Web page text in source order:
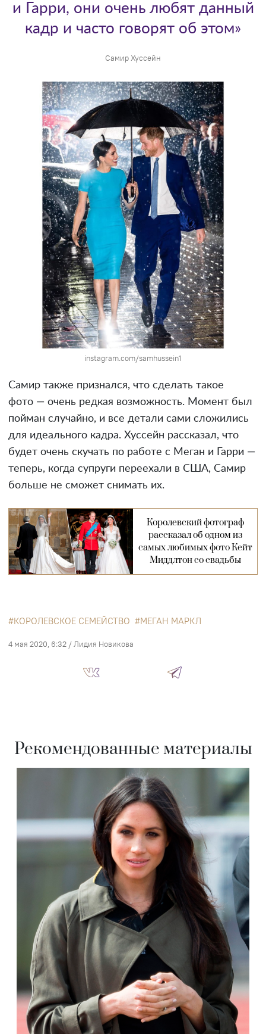
Самир Хуссейн
и Гарри, они очень любят данный
кадр и часто говорят об этом»
instagram.com/samhussein1
Самир также признался, что сделать такое
фото — очень редкая возможность. Момент был
пойман случайно, и все детали сами сложились
для идеального кадра. Хуссейн рассказал, что
будет очень скучать по работе с Меган и Гарри —
теперь, когда супруги переехали в США, Самир
больше не сможет снимать их.
Королевский фотограф
рассказал об одном из
самых любимых фото Кейт
Миддлтон со свадьбы
КОРОЛЕВСКОЕ СЕМЕЙСТВО МЕГАН МАРКЛ
4 мая 2020, 6:32 / Лидия Новикова
Рекомендованные материалы